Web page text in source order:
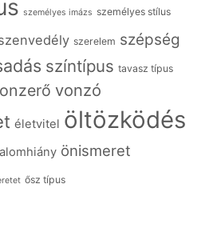
személyes imázs személyes stílus
szerelem szépség
színtípus tavasz típus
vonzó
életvitel öltözködés
önismeret
ősz típus